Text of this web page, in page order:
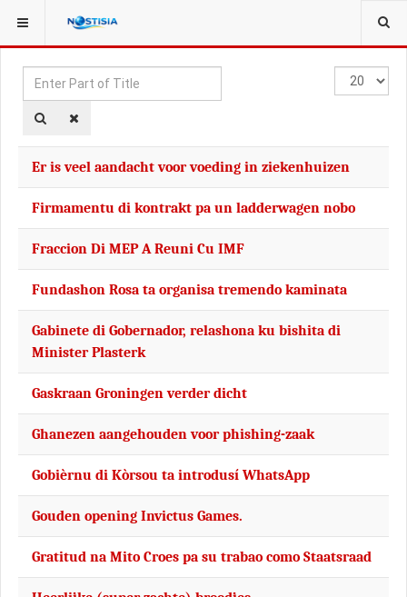
YOU ARE HERE:
Enter
Part
of
Display
#
Er is veel aandacht voor voeding in ziekenhuizen
Firmamentu di kontrakt pa un ladderwagen nobo
Fraccion Di MEP A Reuni Cu IMF
Fundashon Rosa ta organisa tremendo kaminata
Gabinete di Gobernador, relashona ku bishita di
Minister Plasterk
Gaskraan Groningen verder dicht
Ghanezen aangehouden voor phishing-zaak
Gobièrnu di Kòrsou ta introdusí WhatsApp
Gouden opening Invictus Games.
Gratitud na Mito Croes pa su trabao como Staatsraad